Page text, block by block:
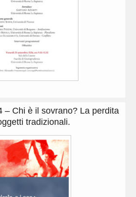
– Chi è il sovrano? La perdita
tradizionali.